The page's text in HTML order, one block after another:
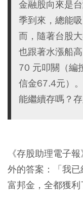
金融股向來是
季到來，總能
而，隨著台股
也跟著水漲船
70 元叩關（編
信金67.4元）
能繼續存嗎？
《存股助理電子
外的答案：「我
富邦金，全都獲利